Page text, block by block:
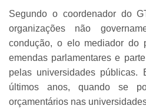
Segundo o coordenador do
organizações não
condução, o elo mediador do
emendas parlamentares e
pelas universidades públicas.
últimos anos, quando se
orçamentários nas